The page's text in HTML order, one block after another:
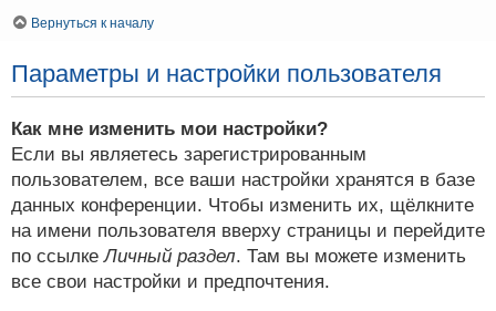
Вернуться к началу
Параметры и настройки пользователя
Как мне изменить мои настройки?
Если вы являетесь зарегистрированным
пользователем, все ваши настройки хранятся в базе
данных конференции. Чтобы изменить их, щёлкните
на имени пользователя вверху страницы и перейдите
по ссылкеЛичный раздел. Там вы можете изменить
все свои настройки и предпочтения.